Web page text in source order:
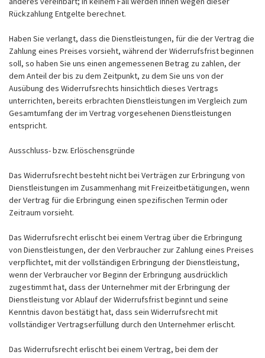
Rückzahlung Entgelte berechnet.
Haben Sie verlangt, dass die Dienstleistungen, für die der Vertrag die
Zahlung eines Preises vorsieht, während der Widerrufsfrist beginnen
soll, so haben Sie uns einen angemessenen Betrag zu zahlen, der
dem Anteil der bis zu dem Zeitpunkt, zu dem Sie uns von der
Ausübung des Widerrufsrechts hinsichtlich dieses Vertrags
unterrichten, bereits erbrachten Dienstleistungen im Vergleich zum
Gesamtumfang der im Vertrag vorgesehenen Dienstleistungen
entspricht.
Ausschluss- bzw. Erlöschensgründe
Das Widerrufsrecht besteht nicht bei Verträgen zur Erbringung von
Dienstleistungen im Zusammenhang mit Freizeitbetätigungen, wenn
der Vertrag für die Erbringung einen spezifischen Termin oder
Zeitraum vorsieht.
Das Widerrufsrecht erlischt bei einem Vertrag über die Erbringung
von Dienstleistungen, der den Verbraucher zur Zahlung eines Preises
verpflichtet, mit der vollständigen Erbringung der Dienstleistung,
wenn der Verbraucher vor Beginn der Erbringung ausdrücklich
zugestimmt hat, dass der Unternehmer mit der Erbringung der
Dienstleistung vor Ablauf der Widerrufsfrist beginnt und seine
Kenntnis davon bestätigt hat, dass sein Widerrufsrecht mit
vollständiger Vertragserfüllung durch den Unternehmer erlischt.
Das Widerrufsrecht erlischt bei einem Vertrag, bei dem der